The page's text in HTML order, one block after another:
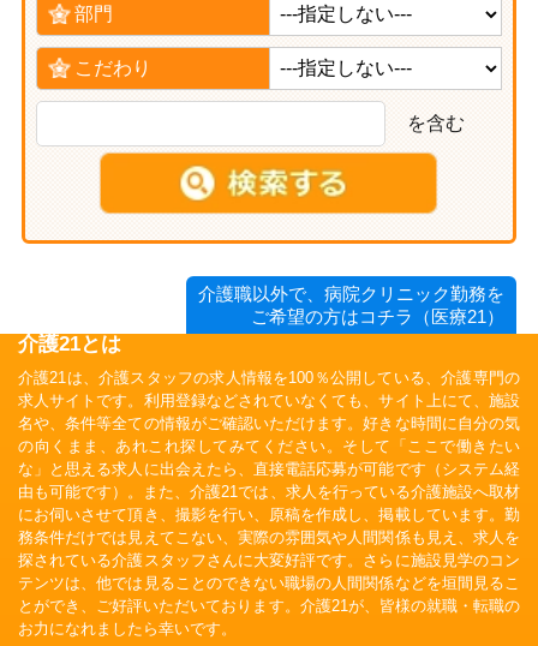
部門
こだわり
を含む
介護職以外で、病院クリニック勤務を
ご希望の方はコチラ（医療21）
介護21とは
介護21は、介護スタッフの求人情報を100％公開している、介護専門の
求人サイトです。利用登録などされていなくても、サイト上にて、施設
名や、条件等全ての情報がご確認いただけます。好きな時間に自分の気
の向くまま、あれこれ探してみてください。そして「ここで働きたい
な」と思える求人に出会えたら、直接電話応募が可能です（システム経
由も可能です）。また、介護21では、求人を行っている介護施設へ取材
にお伺いさせて頂き、撮影を行い、原稿を作成し、掲載しています。勤
務条件だけでは見えてこない、実際の雰囲気や人間関係も見え、求人を
探されている介護スタッフさんに大変好評です。さらに施設見学のコン
テンツは、他では見ることのできない職場の人間関係などを垣間見るこ
とができ、ご好評いただいております。介護21が、皆様の就職・転職の
お力になれましたら幸いです。